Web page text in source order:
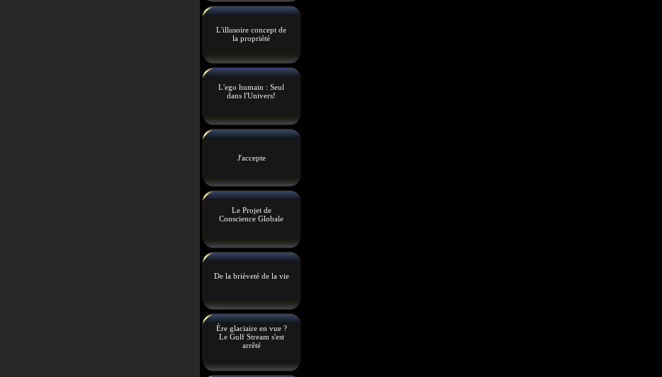
L'illusoire concept de
la propriété
L'ego humain : Seul
dans l'Univers!
J'accepte
Le Projet de
Conscience Globale
De la brièveté de la vie
Ère glaciaire en vue ?
Le Gulf Stream s'est
arrêté